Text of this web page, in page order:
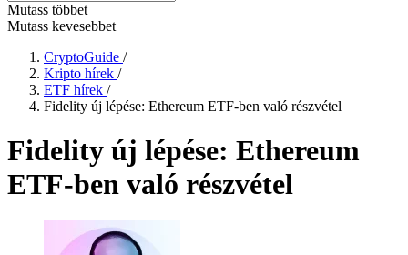
Mutass többet
Mutass kevesebbet
CryptoGuide /
Kripto hírek /
ETF hírek /
Fidelity új lépése: Ethereum ETF-ben való részvétel
Fidelity új lépése: Ethereum
ETF-ben való részvétel